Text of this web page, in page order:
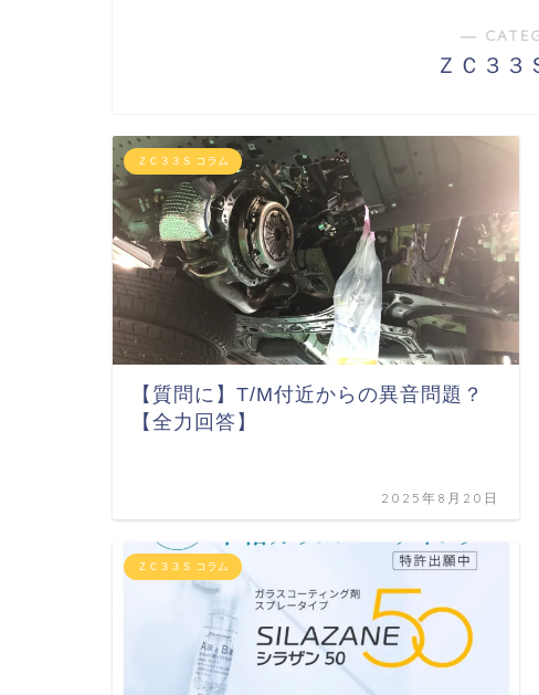
―
ＺＣ３３
ＺＣ３３Ｓ コラム
【質問に】T/M付近からの異音問題？
【全力回答】
2025年8月20日
ＺＣ３３Ｓ コラム